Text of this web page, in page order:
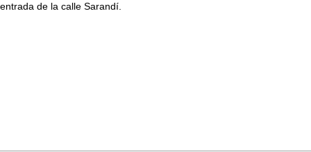
entrada de la calle Sarandí.